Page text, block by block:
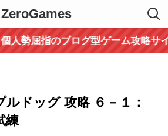
ZeroGames
ログ型ゲーム攻略サイト！ ～当
ルドッグ 攻略 ６－１：
練